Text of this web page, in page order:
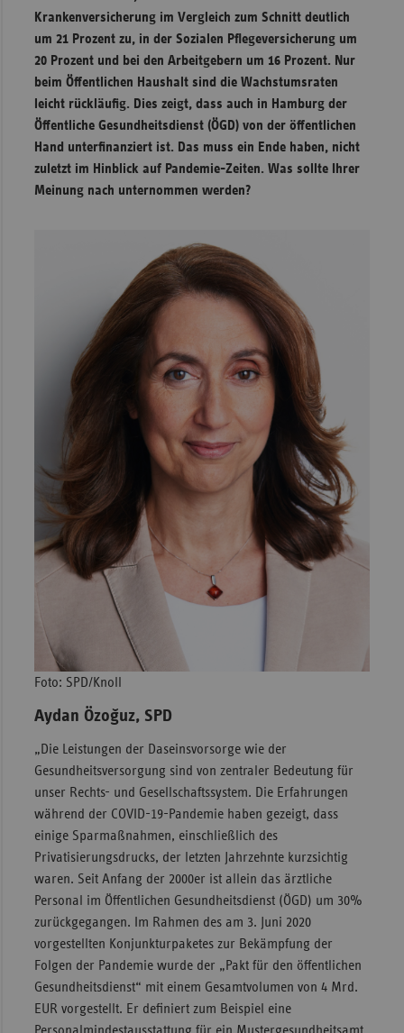
Krankenversicherung im Vergleich zum Schnitt deutlich
um 21 Prozent zu, in der Sozialen Pflegeversicherung um
20 Prozent und bei den Arbeitgebern um 16 Prozent. Nur
beim Öffentlichen Haushalt sind die Wachstumsraten
leicht rückläufig. Dies zeigt, dass auch in Hamburg der
Öffentliche Gesundheitsdienst (ÖGD) von der öffentlichen
Hand unterfinanziert ist. Das muss ein Ende haben, nicht
zuletzt im Hinblick auf Pandemie-Zeiten. Was sollte Ihrer
Meinung nach unternommen werden?
Foto: SPD/Knoll
Aydan Özoğuz, SPD
„Die Leistungen der Daseinsvorsorge wie der
Gesundheitsversorgung sind von zentraler Bedeutung für
unser Rechts- und Gesellschaftssystem. Die Erfahrungen
während der COVID-19-Pandemie haben gezeigt, dass
einige Sparmaßnahmen, einschließlich des
Privatisierungsdrucks, der letzten Jahrzehnte kurzsichtig
waren. Seit Anfang der 2000er ist allein das ärztliche
Personal im Öffentlichen Gesundheitsdienst (ÖGD) um 30%
zurückgegangen. Im Rahmen des am 3. Juni 2020
vorgestellten Konjunkturpaketes zur Bekämpfung der
Folgen der Pandemie wurde der „Pakt für den öffentlichen
Gesundheitsdienst“ mit einem Gesamtvolumen von 4 Mrd.
EUR vorgestellt. Er definiert zum Beispiel eine